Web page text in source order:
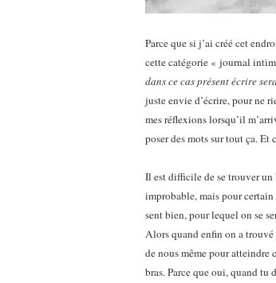
Parce que si j’ai créé cet
cette catégorie « journal
dans ce cas présent écrire
juste envie d’écrire, pour ne
mes réflexions lorsqu’il
poser des mots sur tout ça. Et
Il est difficile de se trouver un
improbable, mais pour certain
sent bien, pour lequel on se
Alors quand enfin on a
de nous même pour atteindre
bras. Parce que oui, quand tu